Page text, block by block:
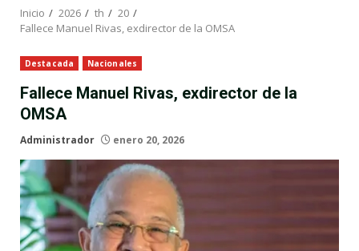
Inicio 2026 th
20
Fallece Manuel Rivas, exdirector de la OMSA
Destacada Nacionales
Fallece Manuel Rivas, exdirector de la
OMSA
Administrador enero 20, 2026